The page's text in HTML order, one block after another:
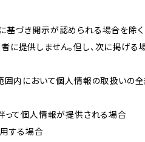
基づき開示が認められる場合を除く
に提供しません。但し、次に掲げる
囲内において個人情報の取扱いの
って個人情報が提供される場合
する場合